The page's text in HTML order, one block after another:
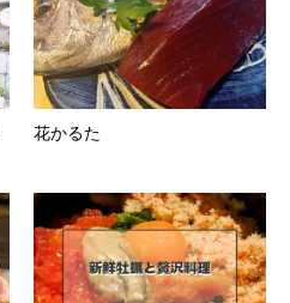
花かるた